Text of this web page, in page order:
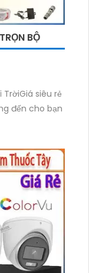
lúc.
BỘ
siêu rẻ
đến cho bạn
hơn khả
điều kiện thời
sắc nét
dụng trên
lại sự tiện lợi
công ty của